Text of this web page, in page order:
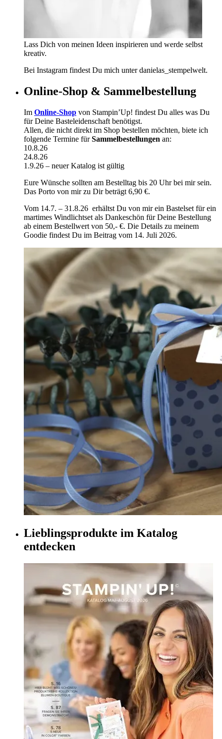
Lass Dich von meinen Ideen inspirieren und werde selbst
kreativ.
Bei Instagram findest Du mich unter danielas_stempelwelt.
Online-Shop & Sammelbestellung
Im Online-Shop von Stampin’Up! findest Du alles was Du
für Deine Basteleidenschaft benötigst.
Allen, die nicht direkt im Shop bestellen möchten, biete ich
folgende Termine fürSammelbestellungen an:
10.8.26
24.8.26
1.9.26 – neuer Katalog ist gültig
Eure Wünsche sollten am Bestelltag bis 20 Uhr bei mir sein.
Das Porto von mir zu Dir beträgt 6,90 €.
Vom 14.7. – 31.8.26 erhältst Du von mir ein Bastelset für ein
martimes Windlichtset als Dankeschön für Deine Bestellung
ab einem Bestellwert von 50,- €. Die Details zu meinem
Goodie findest Du im Beitrag vom 14. Juli 2026.
Lieblingsprodukte im Katalog
entdecken